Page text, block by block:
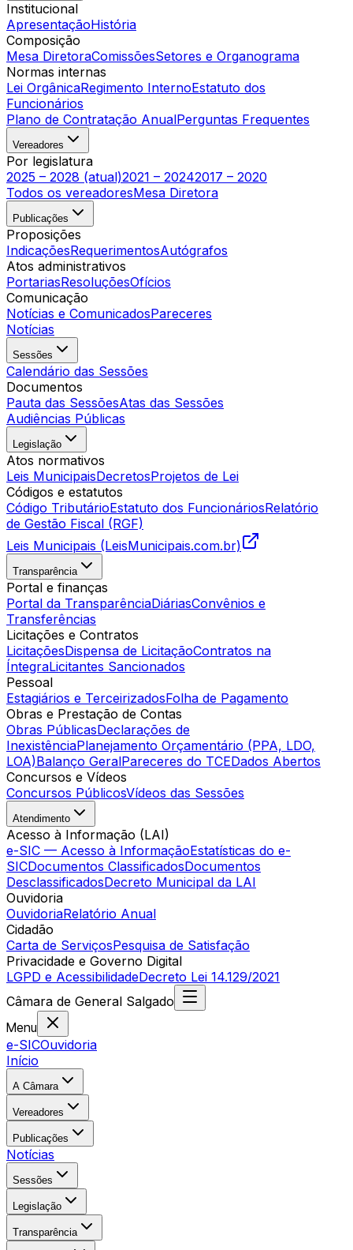
Institucional
ApresentaçãoHistória
Composição
Mesa DiretoraComissõesSetores e Organograma
Normas internas
Lei OrgânicaRegimento InternoEstatuto dos
Funcionários
Plano de Contratação AnualPerguntas Frequentes
Vereadores
Por legislatura
2025 – 2028 (atual)2021 – 20242017 – 2020
Todos os vereadoresMesa Diretora
Publicações
Proposições
IndicaçõesRequerimentosAutógrafos
Atos administrativos
PortariasResoluçõesOfícios
Comunicação
Notícias e ComunicadosPareceres
Notícias
Sessões
Calendário das Sessões
Documentos
Pauta das SessõesAtas das Sessões
Audiências Públicas
Legislação
Atos normativos
Leis MunicipaisDecretosProjetos de Lei
Códigos e estatutos
Código TributárioEstatuto dos FuncionáriosRelatório
de Gestão Fiscal (RGF)
Leis Municipais (LeisMunicipais.com.br)
Transparência
Portal e finanças
Portal da TransparênciaDiáriasConvênios e
Transferências
Licitações e Contratos
LicitaçõesDispensa de LicitaçãoContratos na
ÍntegraLicitantes Sancionados
Pessoal
Estagiários e TerceirizadosFolha de Pagamento
Obras e Prestação de Contas
Obras PúblicasDeclarações de
InexistênciaPlanejamento Orçamentário (PPA, LDO,
LOA)Balanço GeralPareceres do TCEDados Abertos
Concursos e Vídeos
Concursos PúblicosVídeos das Sessões
Atendimento
Acesso à Informação (LAI)
e-SIC — Acesso à InformaçãoEstatísticas do e-
SICDocumentos ClassificadosDocumentos
DesclassificadosDecreto Municipal da LAI
Ouvidoria
OuvidoriaRelatório Anual
Cidadão
Carta de ServiçosPesquisa de Satisfação
Privacidade e Governo Digital
LGPD e AcessibilidadeDecreto Lei 14.129/2021
Câmara de General Salgado
Menu
e-SICOuvidoria
Início
A Câmara
Vereadores
Publicações
Notícias
Sessões
Legislação
Transparência